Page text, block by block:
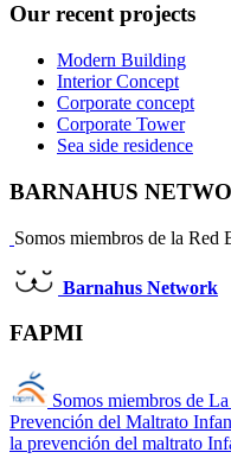
Our recent projects
Modern Building
Interior Concept
Corporate concept
Corporate Tower
Sea side residence
BARNAHUS
Somos miembros de la Red
Barnahus Network
FAPMI
Somos miembros de
Prevención del Maltrato
la prevención del maltrato